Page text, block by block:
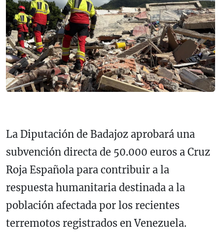
La Diputación de Badajoz aprobará una
subvención directa de 50.000 euros a Cruz
Roja Española para contribuir a la
respuesta humanitaria destinada a la
población afectada por los recientes
terremotos registrados en Venezuela.